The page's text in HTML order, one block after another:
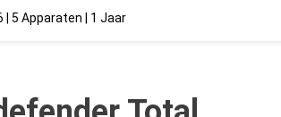
5 Apparaten | 1 Jaar